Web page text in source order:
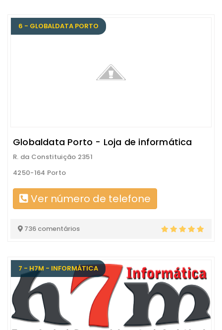
6 - GLOBALDATA PORTO
Globaldata Porto - Loja de informática
R. da Constituição 2351
4250-164 Porto
Ver número de telefone
736 comentários
7 - H7M - INFORMÁTICA